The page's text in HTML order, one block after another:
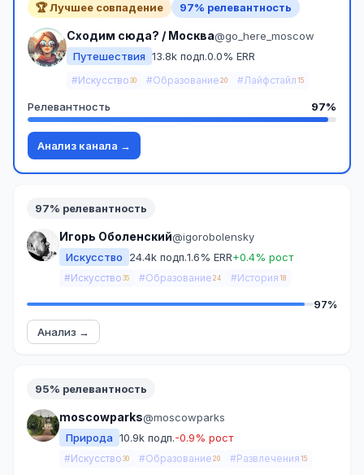
🏆 Лучшее совпадение 97% релевантность
Сходим сюда? / Москва@go_here_moscow
Путешествия 13.8k подп.0.0% ERR
#Искусство 30 #Образование 20 #Лайфстайл 15
Релевантность 97%
Анализ канала →
97% релевантность
Игорь Оболенский@igorobolensky
Искусство
24.4k подп.1.6% ERR+0.4% рост
#Искусство 35 #Образование 24 #История 18
97%
Анализ →
95% релевантность
moscowparks@moscowparks
Природа 10.9k подп.-0.9% рост
#Искусство 30 #Образование 20 #Развлечения 15